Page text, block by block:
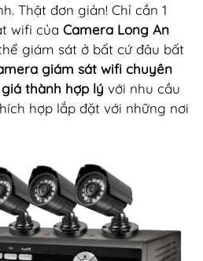
Thật đơn giản! Chỉ cần 1
wifi của Camera Long An
giám sát ở bất cứ đâu bất
giám sát wifi chuyên
thành hợp lý với nhu cầu
hợp lắp đặt với những nơi